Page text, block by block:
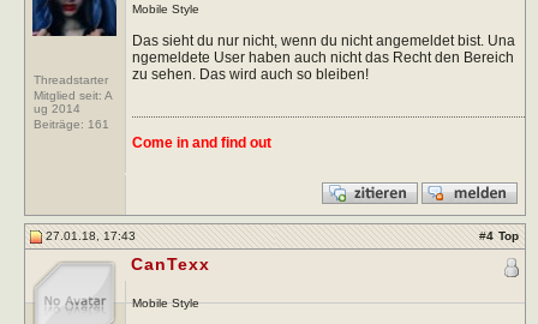
Threadstarter
Mitglied seit: A
ug 2014
Beiträge: 161
Mobile Style
Das sieht du nur nicht, wenn du nicht angemeldet bist. Una
ngemeldete User haben auch nicht das Recht den Bereich
zu sehen. Das wird auch so bleiben!
Come in and find out
27.01.18, 17:43 #4 Top
CanTexx
Mobile Style